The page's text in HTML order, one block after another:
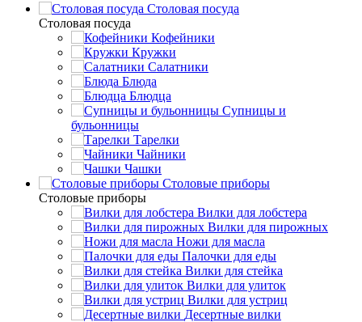
Столовая посуда
Столовая посуда
Кофейники
Кружки
Салатники
Блюда
Блюдца
Супницы и
бульонницы
Тарелки
Чайники
Чашки
Cтоловые приборы
Cтоловые приборы
Вилки для лобстера
Вилки для пирожных
Ножи для масла
Палочки для еды
Вилки для стейка
Вилки для улиток
Вилки для устриц
Десертные вилки